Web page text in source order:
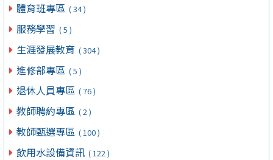
體育班專區 ( 34 )
服務學習 ( 5 )
生涯發展教育 ( 304 )
進修部專區 ( 5 )
退休人員專區 ( 76 )
教師聘約專區 ( 2 )
教師甄選專區 ( 100 )
飲用水設備資訊 ( 122 )